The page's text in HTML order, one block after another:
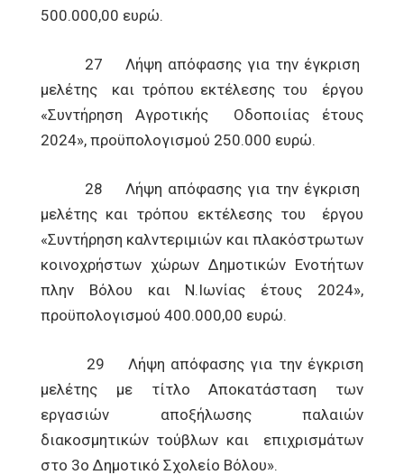
500.000,00 ευρώ.
27 Λήψη απόφασης για την έγκριση
μελέτης και τρόπου εκτέλεσης του έργου
«Συντήρηση Αγροτικής Οδοποιίας έτους
2024», προϋπολογισμού 250.000 ευρώ.
28 Λήψη απόφασης για την έγκριση
μελέτης και τρόπου εκτέλεσης του έργου
«Συντήρηση καλντεριμιών και πλακόστρωτων
κοινοχρήστων χώρων Δημοτικών Ενοτήτων
πλην Βόλου και Ν.Ιωνίας έτους 2024»,
προϋπολογισμού 400.000,00 ευρώ.
29 Λήψη απόφασης για την έγκριση
μελέτης με τίτλο Αποκατάσταση των
εργασιών αποξήλωσης παλαιών
διακοσμητικών τούβλων και επιχρισμάτων
στο 3ο Δημοτικό Σχολείο Βόλου».